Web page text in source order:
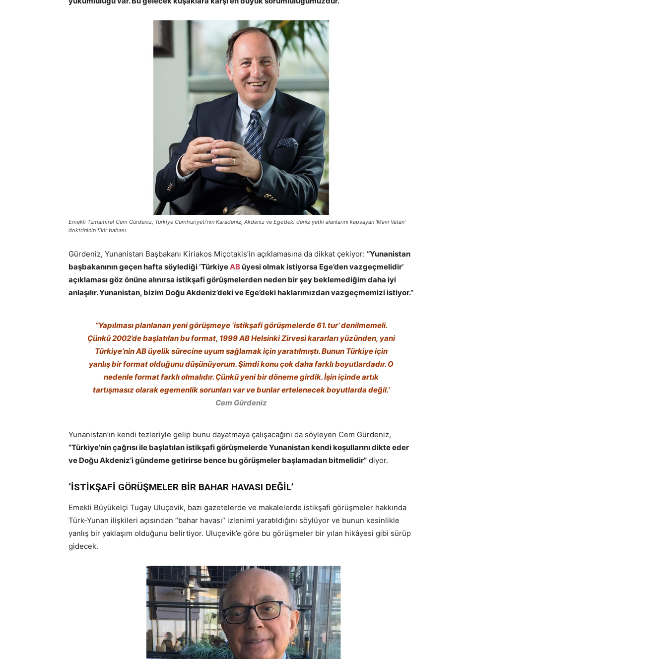
Emekli Tümamiral Cem Gürdeniz, Türkiye Cumhuriyeti’nin Karadeniz, Akdeniz ve Ege’deki deniz yetki alanlarını kapsayan ‘Mavi Vatan’
doktrininin fikir babası.
Gürdeniz, Yunanistan Başbakanı Kiriakos Miçotakis’in açıklamasına da dikkat çekiyor: “Yunanistan
başbakanının geçen hafta söylediği ‘TürkiyeABüyesi olmak istiyorsa Ege’den vazgeçmelidir’
açıklaması göz önüne alınırsa istikşafi görüşmelerden neden bir şey beklemediğim daha iyi
anlaşılır. Yunanistan, bizim Doğu Akdeniz’deki ve Ege’deki haklarımızdan vazgeçmemizi istiyor.”
“Yapılması planlanan yeni görüşmeye ‘istikşafi görüşmelerde 61. tur’ denilmemeli.
Çünkü 2002’de başlatılan bu format, 1999 AB Helsinki Zirvesi kararları yüzünden, yani
Türkiye’nin AB üyelik sürecine uyum sağlamak için yaratılmıştı. Bunun Türkiye için
yanlış bir format olduğunu düşünüyorum. Şimdi konu çok daha farklı boyutlardadır. O
nedenle format farklı olmalıdır. Çünkü yeni bir döneme girdik. İşin içinde artık
tartışmasız olarak egemenlik sorunları var ve bunlar ertelenecek boyutlarda değil.’
Cem Gürdeniz
Yunanistan’ın kendi tezleriyle gelip bunu dayatmaya çalışacağını da söyleyen Cem Gürdeniz,
“Türkiye’nin çağrısı ile başlatılan istikşafi görüşmelerde Yunanistan kendi koşullarını dikte eder
ve Doğu Akdeniz’i gündeme getirirse bence bu görüşmeler başlamadan bitmelidir” diyor.
‘İSTİKŞAFİ GÖRÜŞMELER BİR BAHAR HAVASI DEĞİL’
Emekli Büyükelçi Tugay Uluçevik, bazı gazetelerde ve makalelerde istikşafi görüşmeler hakkında
Türk-Yunan ilişkileri açısından “bahar havası” izlenimi yaratıldığını söylüyor ve bunun kesinlikle
yanlış bir yaklaşım olduğunu belirtiyor. Uluçevik’e göre bu görüşmeler bir yılan hikâyesi gibi sürüp
gidecek.